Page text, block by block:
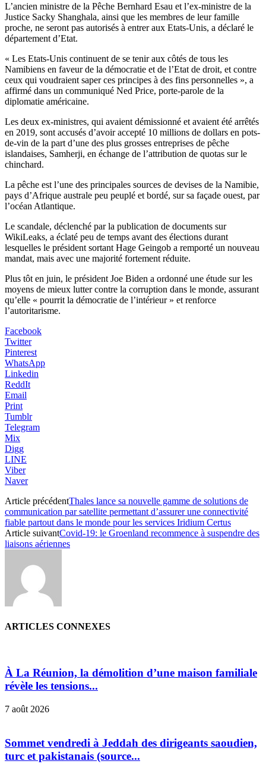
L’ancien ministre de la Pêche Bernhard Esau et l’ex-ministre de la
Justice Sacky Shanghala, ainsi que les membres de leur famille
proche, ne seront pas autorisés à entrer aux Etats-Unis, a déclaré le
département d’Etat.
« Les Etats-Unis continuent de se tenir aux côtés de tous les
Namibiens en faveur de la démocratie et de l’Etat de droit, et contre
ceux qui voudraient saper ces principes à des fins personnelles », a
affirmé dans un communiqué Ned Price, porte-parole de la
diplomatie américaine.
Les deux ex-ministres, qui avaient démissionné et avaient été arrêtés
en 2019, sont accusés d’avoir accepté 10 millions de dollars en pots-
de-vin de la part d’une des plus grosses entreprises de pêche
islandaises, Samherji, en échange de l’attribution de quotas sur le
chinchard.
La pêche est l’une des principales sources de devises de la Namibie,
pays d’Afrique australe peu peuplé et bordé, sur sa façade ouest, par
l’océan Atlantique.
Le scandale, déclenché par la publication de documents sur
WikiLeaks, a éclaté peu de temps avant des élections durant
lesquelles le président sortant Hage Geingob a remporté un nouveau
mandat, mais avec une majorité fortement réduite.
Plus tôt en juin, le président Joe Biden a ordonné une étude sur les
moyens de mieux lutter contre la corruption dans le monde, assurant
qu’elle « pourrit la démocratie de l’intérieur » et renforce
l’autoritarisme.
Facebook
Twitter
Pinterest
WhatsApp
Linkedin
ReddIt
Email
Print
Tumblr
Telegram
Mix
Digg
LINE
Viber
Naver
Article précédentThales lance sa nouvelle gamme de solutions de
communication par satellite permettant d’assurer une connectivité
fiable partout dans le monde pour les services Iridium Certus
Article suivantCovid-19: le Groenland recommence à suspendre des
liaisons aériennes
ARTICLES CONNEXES
À La Réunion, la démolition d’une maison familiale
révèle les tensions...
7 août 2026
Sommet vendredi à Jeddah des dirigeants saoudien,
turc et pakistanais (source...